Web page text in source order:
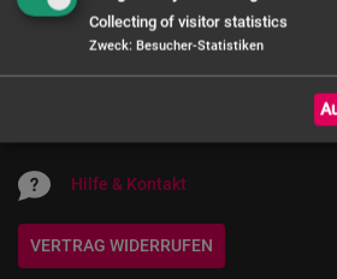
0 800 - 72 12 72 12
Hilfe & Kontakt
VERTRAG WIDERRUFEN
Collecting of visitor statistics
Zweck: Besucher-Statistiken